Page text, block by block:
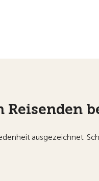
Reisenden
ausgezeichnet.